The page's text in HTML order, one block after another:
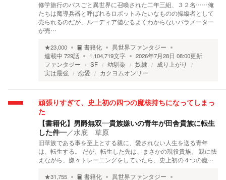
修学旅行のバスごと異世界に召喚された二年三組、３２名……俺
たちは魔導兵器と呼ばれるロボットみたいなものの操縦者として
売られるのだが、ルーディア値なるよくわからないパラメーター
が売…
★23,000 書籍化
異世界ファンタジー
連載中 729話 1,104,719文字 2026年7月28日 08:00更新
ファンタジー
SF 幼馴染 奴隷
成り上がり
実は最強
恋愛 カクヨムオンリー
頑張りすぎて、史上初の四つの魔核持ちになってしまっ
た
【書籍化】男爵無双―貴族嫌いの青年が田舎貴族に転生
した件―／水底 草原
旧華族である事を至上とする親に、愛されない人生を送る青年
は、転生する。 だが、転生した先は、まさかの現役貴族。 親に怯
えながら、嫌々トレーニングをしていたら、史上初の４つの魔…
★31,755 書籍化 異世界ファンタジー